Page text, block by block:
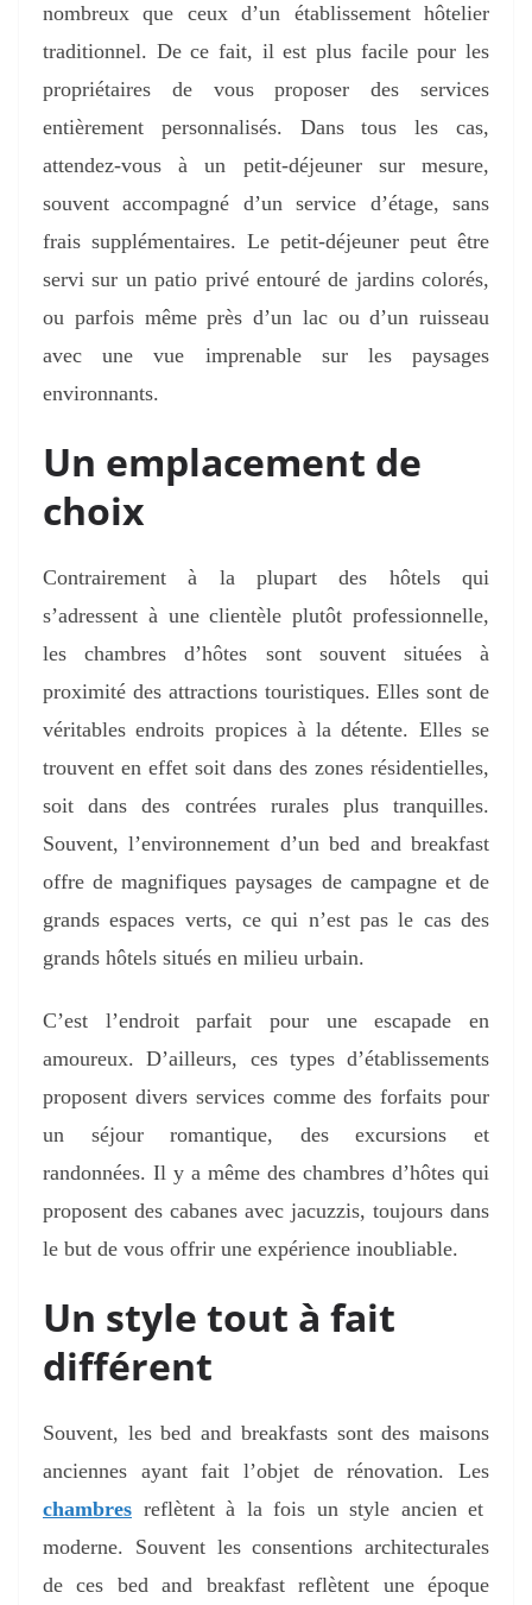
nombreux que ceux d’un établissement hôtelier
traditionnel. De ce fait, il est plus facile pour les
propriétaires de vous proposer des services
entièrement personnalisés. Dans tous les cas,
attendez-vous à un petit-déjeuner sur mesure,
souvent accompagné d’un service d’étage, sans
frais supplémentaires. Le petit-déjeuner peut être
servi sur un patio privé entouré de jardins colorés,
ou parfois même près d’un lac ou d’un ruisseau
avec une vue imprenable sur les paysages
environnants.
Un emplacement de
choix
Contrairement à la plupart des hôtels qui
s’adressent à une clientèle plutôt professionnelle,
les chambres d’hôtes sont souvent situées à
proximité des attractions touristiques. Elles sont de
véritables endroits propices à la détente. Elles se
trouvent en effet soit dans des zones résidentielles,
soit dans des contrées rurales plus tranquilles.
Souvent, l’environnement d’un bed and breakfast
offre de magnifiques paysages de campagne et de
grands espaces verts, ce qui n’est pas le cas des
grands hôtels situés en milieu urbain.
C’est l’endroit parfait pour une escapade en
amoureux. D’ailleurs, ces types d’établissements
proposent divers services comme des forfaits pour
un séjour romantique, des excursions et
randonnées. Il y a même des chambres d’hôtes qui
proposent des cabanes avec jacuzzis, toujours dans
le but de vous offrir une expérience inoubliable.
Un style tout à fait
différent
Souvent, les bed and breakfasts sont des maisons
anciennes ayant fait l’objet de rénovation. Les
chambres reflètent à la fois un style ancien et
moderne. Souvent les consentions architecturales
de ces bed and breakfast reflètent une époque